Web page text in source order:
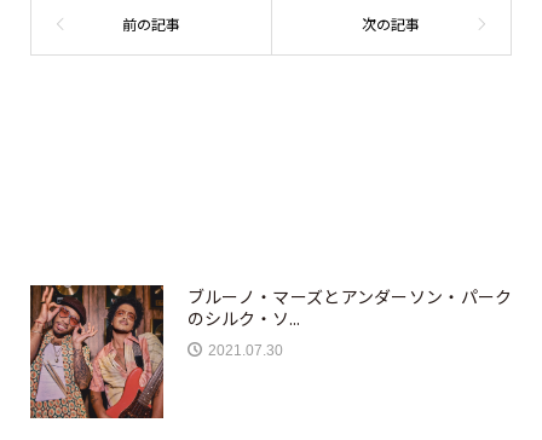
ブルーノ・マーズとアンダーソン・パーク
のシルク・ソ...
2021.07.30